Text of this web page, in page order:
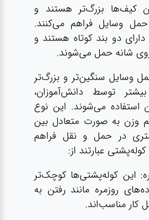
کیف‌ها بزرگ‌تر هستند و
وسایل فراهم می‌کنند.
دو بند کوتاه هستند و
شانه حمل می‌شوند.
وسایل سنگین‌تر و بزرگ‌تر
توسط دانش‌آموزان،
استفاده می‌شوند. این نوع
وزن به صورت متعادل بین
در حمل و نقل فراهم
عبارتند از:
این کوله‌پشتی‌ها کوچک‌تر
روزمره مانند رفتن به
کار مناسب‌اند.